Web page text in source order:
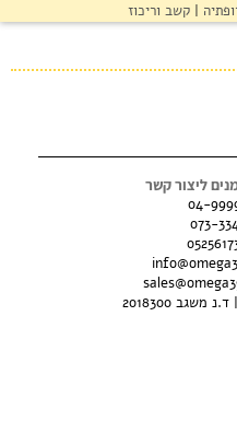
קשב וריכוז
ליצור קשר
04-